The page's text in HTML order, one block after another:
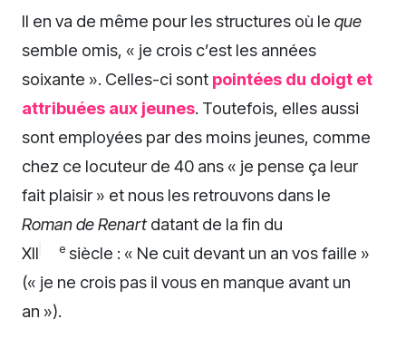
Il en va de même pour les structures où le que
semble omis, « je crois c’est les années
soixante ». Celles-ci sont pointées du doigt et
attribuées aux jeunes. Toutefois, elles aussi
sont employées par des moins jeunes, comme
chez ce locuteur de 40 ans « je pense ça leur
fait plaisir » et nous les retrouvons dans le
Roman de Renart datant de la fin du
XII
e siècle : « Ne cuit devant un an vos faille »
(« je ne crois pas il vous en manque avant un
an »).